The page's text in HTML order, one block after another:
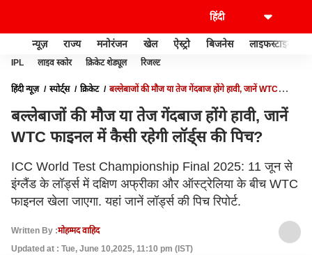
न्यूज़ राज्य मनोरंजन खेल ऐस्ट्रो बिजनेस लाइफस्टाइल
IPL लाइव स्कोर क्रिकेट शेड्यूल रिजल्ट
हिंदी न्यूज़ स्पोर्ट्स क्रिकेट
बल्लेबाजों की मौज या तेज गेंदबाज होंगे हावी, जानें WTC
बल्लेबाजों की मौज या तेज गेंदबाज होंगे हावी, जानें
WTC फाइनल में कैसी रहेगी लॉर्ड्स की पिच?
ICC World Test Championship Final 2025: 11 जून से
इंग्लैंड के लॉर्ड्स में दक्षिण अफ्रीका और ऑस्ट्रेलिया के बीच WTC
फाइनल खेला जाएगा. यहां जानें लॉर्ड्स की पिच रिपोर्ट.
Written By :मोहम्मद वाहिद
Updated at : Tue, June 10,2025, 11:10 pm (IST)